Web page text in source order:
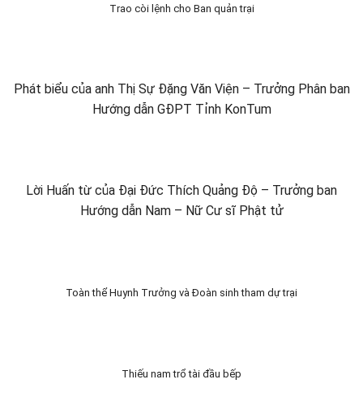
Trao còi lệnh cho Ban quản trại
Phát biểu của anh Thị Sự Đặng Văn Viện – Trưởng Phân ban
Hướng dẫn GĐPT Tỉnh KonTum
Lời Huấn từ của Đại Đức Thích Quảng Độ – Trưởng ban
Hướng dẫn Nam – Nữ Cư sĩ Phật tử
Toàn thể Huynh Trưởng và Đoàn sinh tham dự trại
Thiếu nam trổ tài đầu bếp